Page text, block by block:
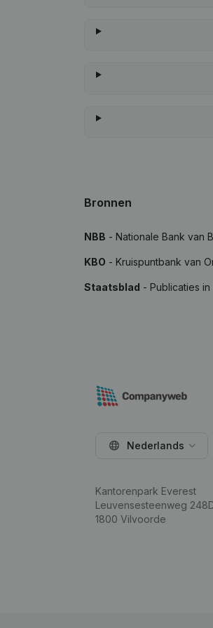
Bronnen
NBB - Nationale Bank van
KBO - Kruispuntbank van
Staatsblad - Publicaties
Nederlands
Kantorenpark Everest
Leuvensesteenweg
1800 Vilvoorde